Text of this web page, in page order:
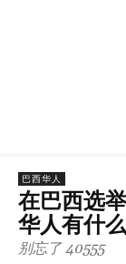
巴西华人
在巴西选
华人有什
别忘了 40555